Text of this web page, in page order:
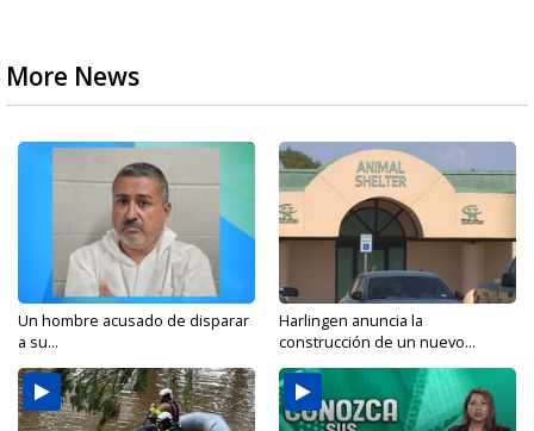
More News
Un hombre acusado de disparar
a su...
Harlingen anuncia la
construcción de un nuevo...